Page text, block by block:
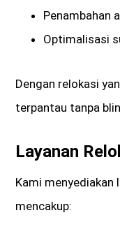
Penambahan
Optimalisasi
Dengan relokasi
terpantau tanpa
Layanan
Kami menyediakan
mencakup: